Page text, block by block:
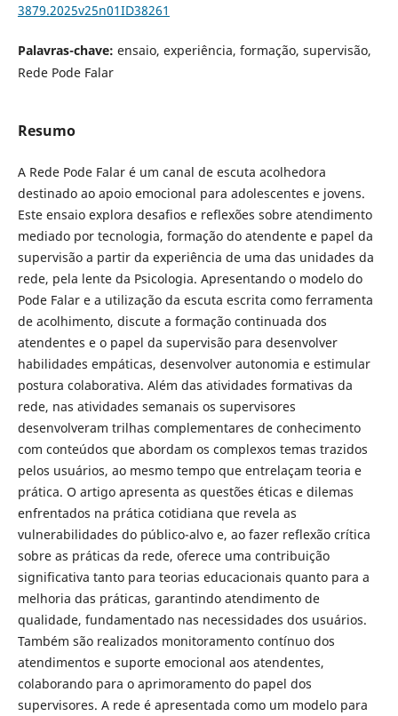
3879.2025v25n01ID38261
Palavras-chave: ensaio, experiência, formação, supervisão,
Rede Pode Falar
Resumo
A Rede Pode Falar é um canal de escuta acolhedora
destinado ao apoio emocional para adolescentes e jovens.
Este ensaio explora desafios e reflexões sobre atendimento
mediado por tecnologia, formação do atendente e papel da
supervisão a partir da experiência de uma das unidades da
rede, pela lente da Psicologia. Apresentando o modelo do
Pode Falar e a utilização da escuta escrita como ferramenta
de acolhimento, discute a formação continuada dos
atendentes e o papel da supervisão para desenvolver
habilidades empáticas, desenvolver autonomia e estimular
postura colaborativa. Além das atividades formativas da
rede, nas atividades semanais os supervisores
desenvolveram trilhas complementares de conhecimento
com conteúdos que abordam os complexos temas trazidos
pelos usuários, ao mesmo tempo que entrelaçam teoria e
prática. O artigo apresenta as questões éticas e dilemas
enfrentados na prática cotidiana que revela as
vulnerabilidades do público-alvo e, ao fazer reflexão crítica
sobre as práticas da rede, oferece uma contribuição
significativa tanto para teorias educacionais quanto para a
melhoria das práticas, garantindo atendimento de
qualidade, fundamentado nas necessidades dos usuários.
Também são realizados monitoramento contínuo dos
atendimentos e suporte emocional aos atendentes,
colaborando para o aprimoramento do papel dos
supervisores. A rede é apresentada como um modelo para